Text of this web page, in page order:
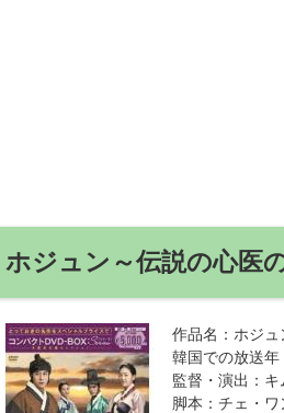
ホジュン～伝説の心医
作品名 ：ホジ
韓国での放送年
監督・演出 ：
脚本 ：チェ・ワ